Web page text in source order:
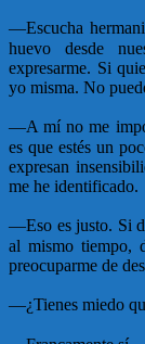
—Escucha
huevo desde
expresarme. Si
yo misma. No
—A mí no me
es que estés un
expresan
me he identificado.
—Eso es justo. Si
al mismo tiempo,
preocuparme de
—¿Tienes miedo